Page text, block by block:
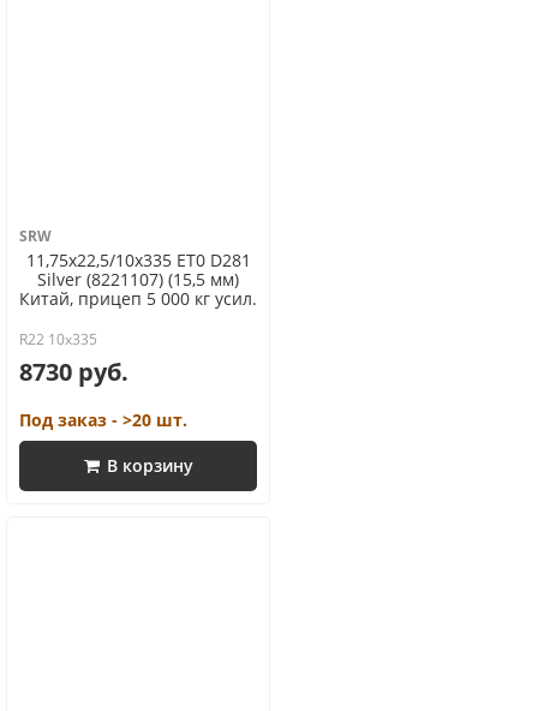
SRW
11,75x22,5/10x335 ET0 D281
Silver (8221107) (15,5 мм)
Китай, прицеп 5 000 кг усил.
R22 10x335
8730 руб.
Под заказ - >20 шт.
В корзину